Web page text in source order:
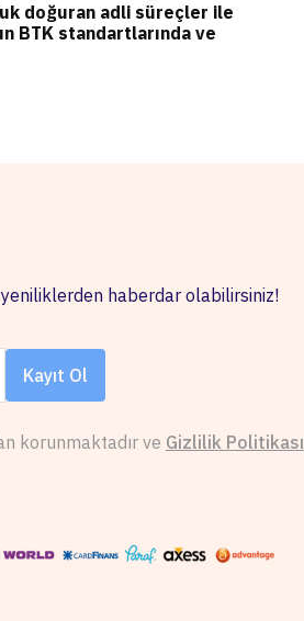
doğuran adli süreçler ile
BTK standartlarında ve
haberdar olabilirsiniz!
Kayıt Ol
korunmaktadır ve Gizlilik Politikası